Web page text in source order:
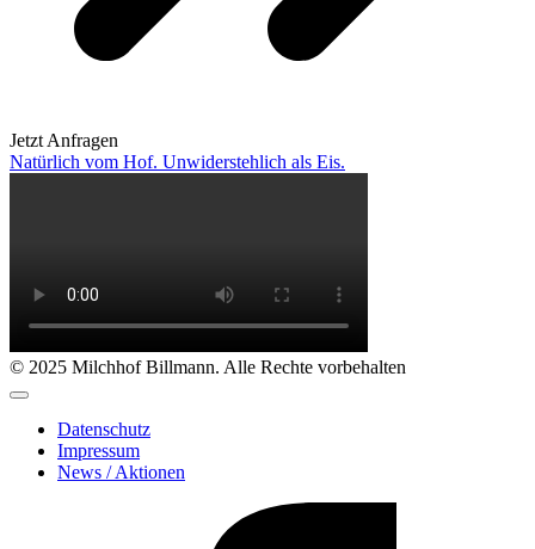
Jetzt Anfragen
Natürlich vom Hof. Unwiderstehlich als Eis.
© 2025 Milchhof Billmann. Alle Rechte vorbehalten
Datenschutz
Impressum
News / Aktionen